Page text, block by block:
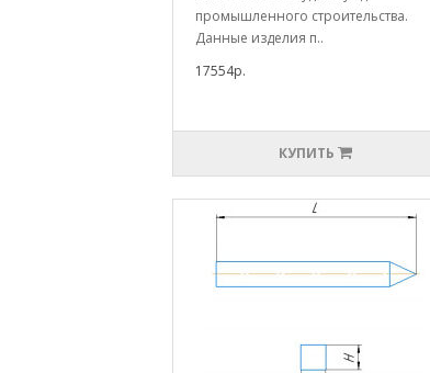
промышленного строительства.
Данные изделия п..
17554р.
КУПИТЬ